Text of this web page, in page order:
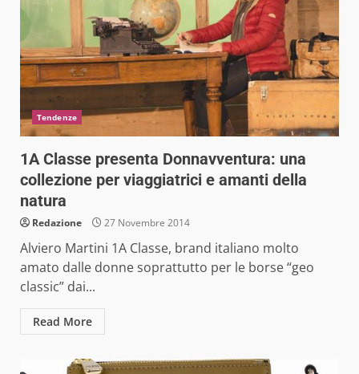
Tendenze
1A Classe presenta Donnavventura: una
collezione per viaggiatrici e amanti della
natura
Redazione 27 Novembre 2014
Alviero Martini 1A Classe, brand italiano molto
amato dalle donne soprattutto per le borse “geo
classic” dai...
Read More